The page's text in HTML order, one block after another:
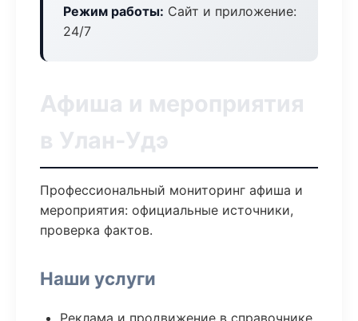
Режим работы: Сайт и приложение:
24/7
Афиша и мероприятия
в Улан-Удэ
Профессиональный мониторинг афиша и
мероприятия: официальные источники,
проверка фактов.
Наши услуги
Реклама и продвижение в справочнике